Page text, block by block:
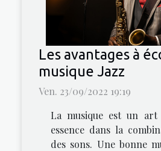
Les avantages à
musique Jazz
Ven. 23/09/2022 19:19
La musique est un
essence dans la
des sons. Une bonne